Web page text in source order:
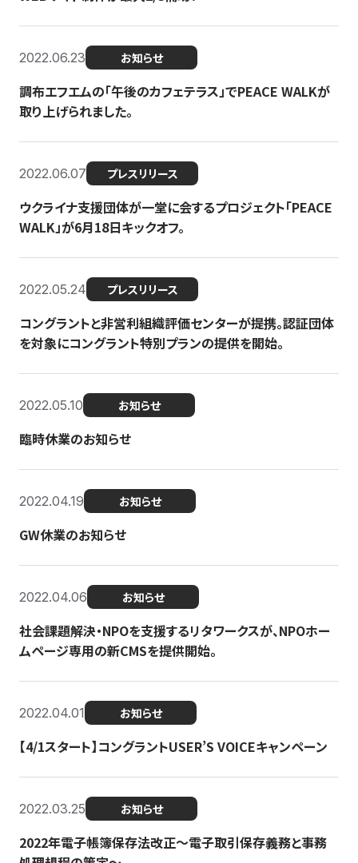
2022.06.23 お知らせ
調布エフエムの「午後のカフェテラス」でPEACE WALKが
取り上げられました。
2022.06.07 プレスリリース
ウクライナ支援団体が一堂に会するプロジェクト「PEACE
WALK」が6月18日キックオフ。
2022.05.24 プレスリリース
コングラントと非営利組織評価センターが提携。認証団体
を対象にコングラント特別プランの提供を開始。
2022.05.10 お知らせ
臨時休業のお知らせ
2022.04.19 お知らせ
GW休業のお知らせ
2022.04.06 お知らせ
社会課題解決・NPOを支援するリタワークスが、NPOホー
ムページ専用の新CMSを提供開始。
2022.04.01 お知らせ
【4/1スタート】コングラントUSER’S VOICEキャンペーン
2022.03.25 お知らせ
2022年電子帳簿保存法改正～電子取引保存義務と事務